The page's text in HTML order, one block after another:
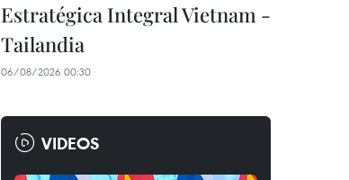
Estratégica Integral Vietnam -
Tailandia
06/08/2026 00:30
VIDEOS